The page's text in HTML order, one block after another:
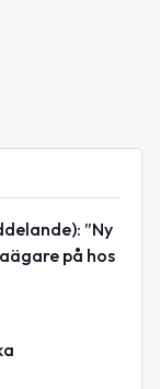
”Ny
på hos